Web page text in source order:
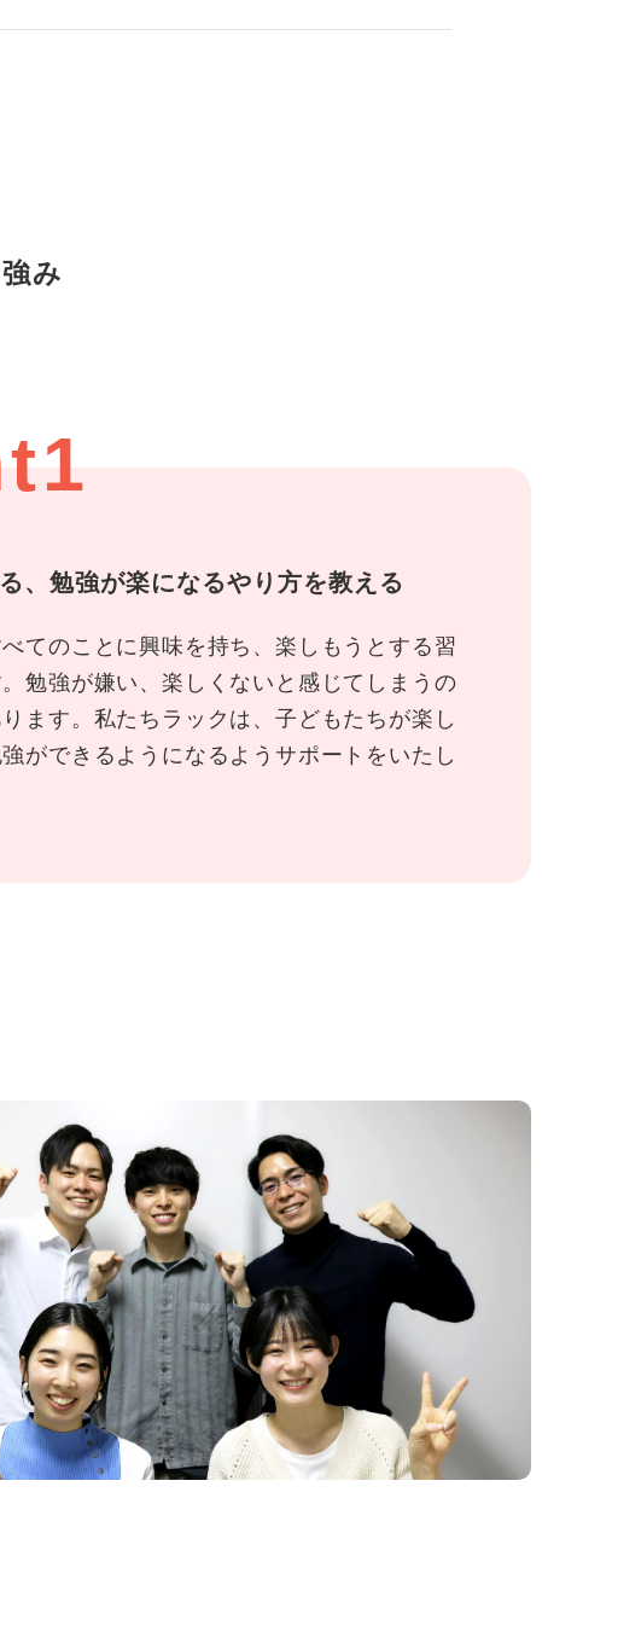
み
、勉強が楽になるやり方を教える
てのことに興味を持ち、楽しもうとする習
勉強が嫌い、楽しくないと感じてしまうの
ます。私たちラックは、子どもたちが楽し
ができるようになるようサポートをいたし